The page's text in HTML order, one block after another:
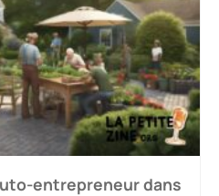
entrepreneur dans